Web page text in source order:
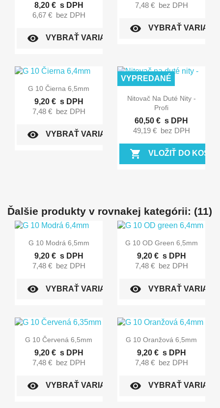
8,20 € s DPH
6,67 € bez DPH
visibility VYBRAŤ VARIANT
7,48 € bez DPH
visibility VYBRAŤ VARIANT
Rýchly náhľad
G 10 Čierna 6,5mm
9,20 € s DPH
7,48 € bez DPH
visibility VYBRAŤ VARIANT
Rýchly náhľad
Nitovač Na Duté Nity -
Profi
60,50 € s DPH
49,19 € bez DPH
shopping_cart VLOŽIŤ DO
VYPREDANÉ
Ďalšie produkty v rovnakej kategórii: (11)
Rýchly náhľad
G 10 Modrá 6,5mm
9,20 € s DPH
7,48 € bez DPH
visibility VYBRAŤ VARIANT
 Rýchly náhľad
G 10 OD Green 6,5mm
9,20 € s DPH
7,48 € bez DPH
visibility VYBRAŤ VARIANT
Rýchly náhľad
G 10 Červená 6,5mm
9,20 € s DPH
7,48 € bez DPH
visibility VYBRAŤ VARIANT
 Rýchly náhľad
G 10 Oranžová 6,5mm
9,20 € s DPH
7,48 € bez DPH
visibility VYBRAŤ VARIANT